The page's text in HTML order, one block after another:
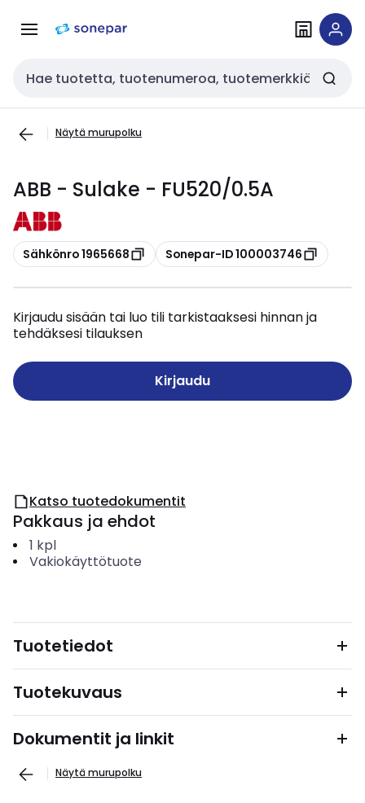
navigointiinsisältöön
Haku
Näytä murupolku
ABB - Sulake - FU520/0.5A
Kopioi
Sähkönro 1965668 Kopioi
Sonepar-ID 100003746
Kirjaudu sisään tai luo tili tarkistaaksesi hinnan ja
tehdäksesi tilauksen
Kirjaudu
Katso tuotedokumentit
Pakkaus ja ehdot
1 kpl
Vakiokäyttötuote
Tuotetiedot
Tuotekuvaus
Dokumentit ja linkit
Näytä murupolku